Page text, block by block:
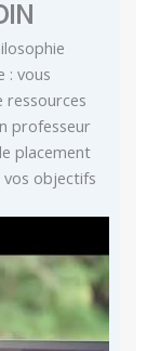
: vous
ressources
professeur
placement
objectifs